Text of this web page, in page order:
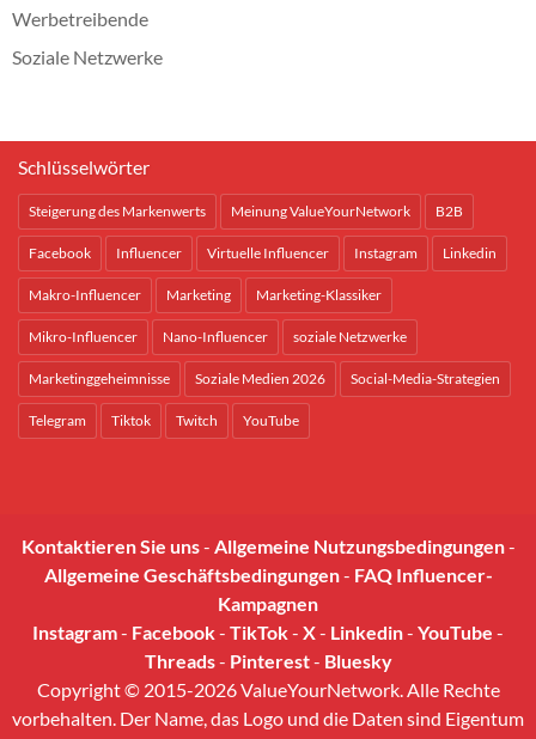
Werbetreibende
Soziale Netzwerke
Schlüsselwörter
Steigerung des Markenwerts Meinung ValueYourNetwork B2B
Facebook Influencer Virtuelle Influencer Instagram Linkedin
Makro-Influencer Marketing Marketing-Klassiker
Mikro-Influencer Nano-Influencer soziale Netzwerke
Marketinggeheimnisse Soziale Medien 2026 Social-Media-Strategien
Telegram Tiktok Twitch YouTube
Kontaktieren Sie uns- Allgemeine Nutzungsbedingungen-
Allgemeine Geschäftsbedingungen- FAQ Influencer-
Kampagnen
Instagram- Facebook- TikTok- X- Linkedin- YouTube -
Threads- Pinterest- Bluesky
Copyright © 2015-2026 ValueYourNetwork. Alle Rechte
vorbehalten. Der Name, das Logo und die Daten sind Eigentum